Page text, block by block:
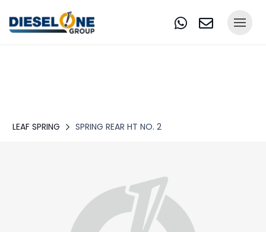
LEAF SPRING SPRING REAR HT NO. 2